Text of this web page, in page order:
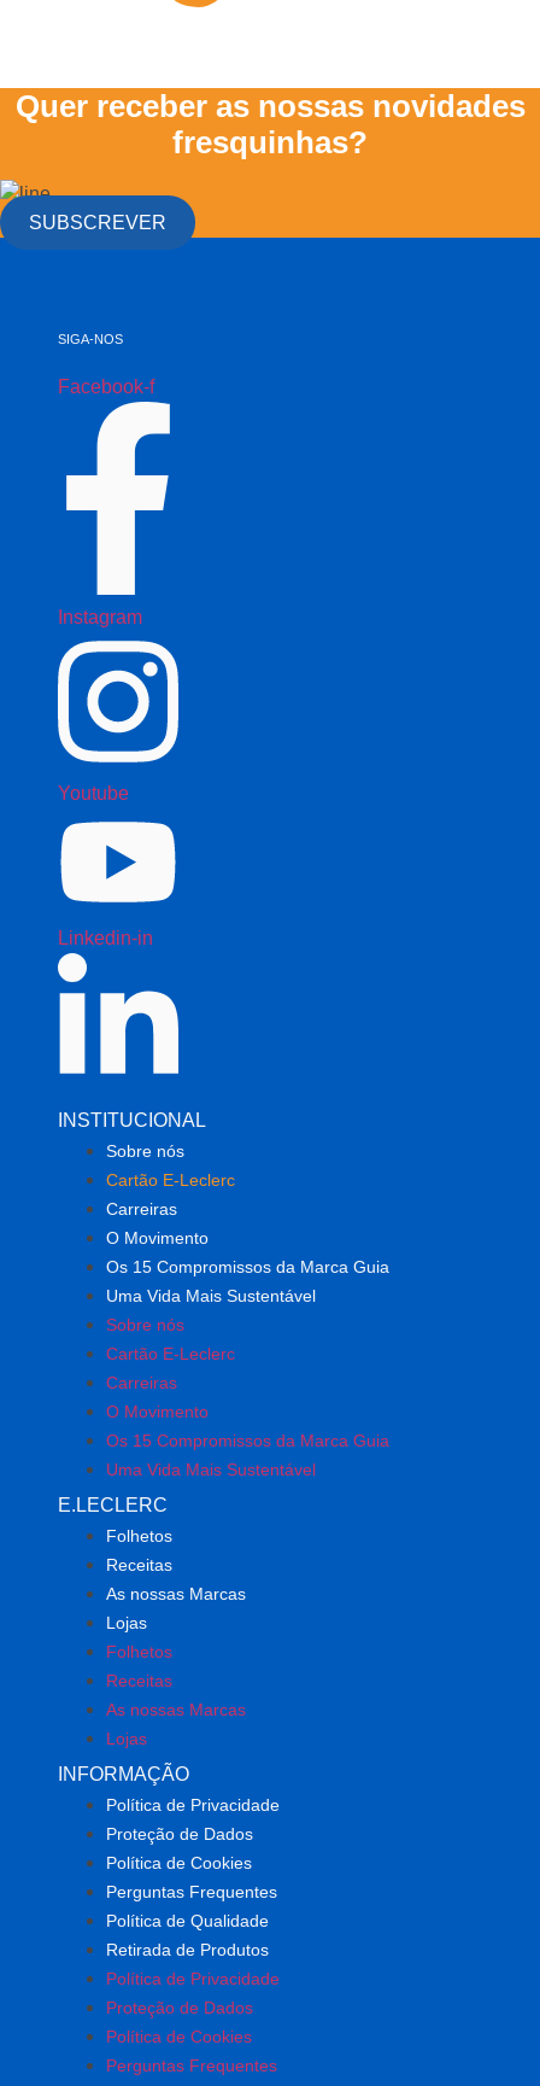
Quer receber as nossas novidades
fresquinhas?
SUBSCREVER
SIGA-NOS
Facebook-f
Instagram
Youtube
Linkedin-in
INSTITUCIONAL
Sobre nós
Cartão E-Leclerc
Carreiras
O Movimento
Os 15 Compromissos da Marca Guia
Uma Vida Mais Sustentável
Sobre nós
Cartão E-Leclerc
Carreiras
O Movimento
Os 15 Compromissos da Marca Guia
Uma Vida Mais Sustentável
E.LECLERC
Folhetos
Receitas
As nossas Marcas
Lojas
Folhetos
Receitas
As nossas Marcas
Lojas
INFORMAÇÃO
Política de Privacidade
Proteção de Dados
Política de Cookies
Perguntas Frequentes
Política de Qualidade
Retirada de Produtos
Política de Privacidade
Proteção de Dados
Política de Cookies
Perguntas Frequentes